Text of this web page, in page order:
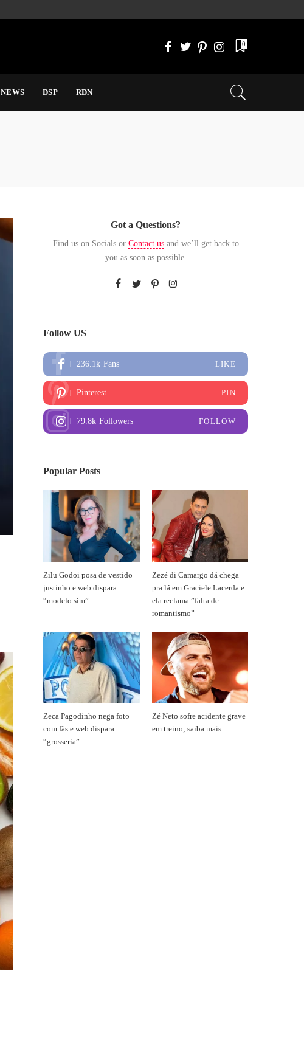
0
NEWS DSP RDN
Got a Questions?
Find us on Socials or Contact usand we’ll get back to
you as soon as possible.
Follow US
236.1k Fans LIKE
Pinterest PIN
79.8k Followers FOLLOW
Popular Posts
Zilu Godoi posa de vestido
justinho e web dispara:
“modelo sim”
Zezé di Camargo dá chega
pra lá em Graciele Lacerda e
ela reclama ”falta de
romantismo”
Zeca Pagodinho nega foto
com fãs e web dispara:
“grosseria”
Zé Neto sofre acidente grave
em treino; saiba mais